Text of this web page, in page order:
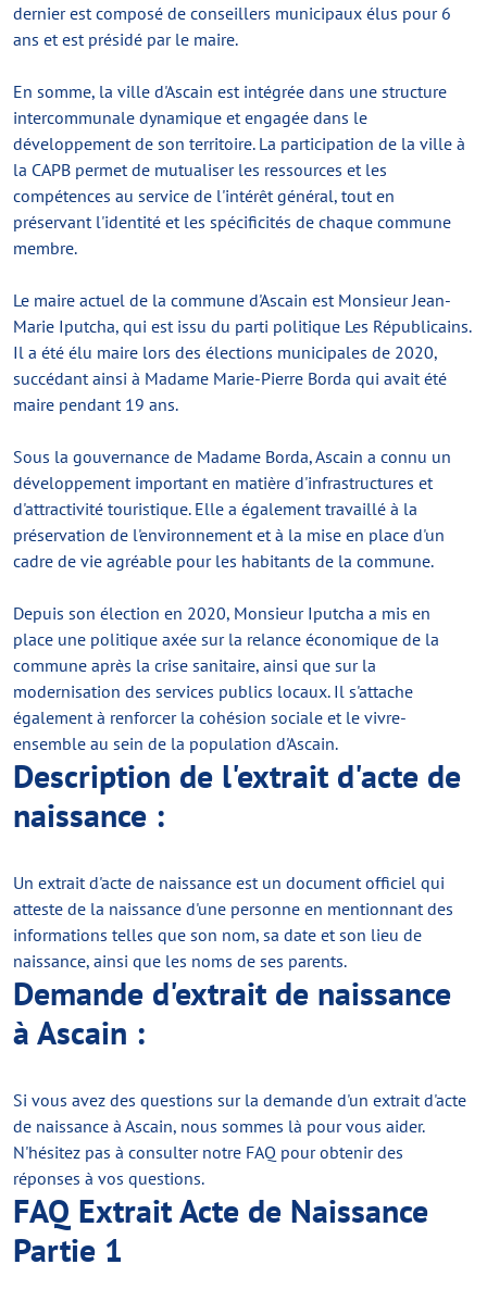
dernier est composé de conseillers municipaux élus pour 6
ans et est présidé par le maire.
En somme, la ville d'Ascain est intégrée dans une structure
intercommunale dynamique et engagée dans le
développement de son territoire. La participation de la ville à
la CAPB permet de mutualiser les ressources et les
compétences au service de l'intérêt général, tout en
préservant l'identité et les spécificités de chaque commune
membre.
Le maire actuel de la commune d'Ascain est Monsieur Jean-
Marie Iputcha, qui est issu du parti politique Les Républicains.
Il a été élu maire lors des élections municipales de 2020,
succédant ainsi à Madame Marie-Pierre Borda qui avait été
maire pendant 19 ans.
Sous la gouvernance de Madame Borda, Ascain a connu un
développement important en matière d'infrastructures et
d'attractivité touristique. Elle a également travaillé à la
préservation de l'environnement et à la mise en place d'un
cadre de vie agréable pour les habitants de la commune.
Depuis son élection en 2020, Monsieur Iputcha a mis en
place une politique axée sur la relance économique de la
commune après la crise sanitaire, ainsi que sur la
modernisation des services publics locaux. Il s'attache
également à renforcer la cohésion sociale et le vivre-
ensemble au sein de la population d'Ascain.
Description de l'extrait d'acte de
naissance :
Un extrait d'acte de naissance est un document officiel qui
atteste de la naissance d'une personne en mentionnant des
informations telles que son nom, sa date et son lieu de
naissance, ainsi que les noms de ses parents.
Demande d'extrait de naissance
à Ascain :
Si vous avez des questions sur la demande d'un extrait d'acte
de naissance à Ascain, nous sommes là pour vous aider.
N'hésitez pas à consulter notre FAQ pour obtenir des
réponses à vos questions.
FAQ Extrait Acte de Naissance
Partie 1